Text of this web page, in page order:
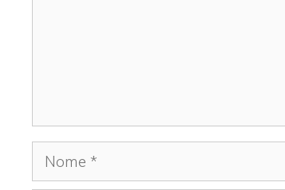
Nome